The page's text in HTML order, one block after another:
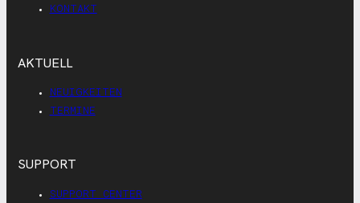
KONTAKT
AKTUELL
NEUIGKEITEN
TERMINE
SUPPORT
SUPPORT CENTER